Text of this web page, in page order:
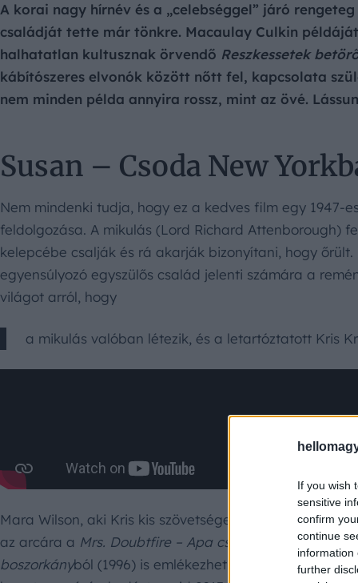
If you wish
sensitive
confirm
continue
information
further
A korai nagy hírnév és a „celebséggel” járó
családját tette már tönkre. Macaulay Culkin
halhatatlan kultusznak örvendő Reszkessetek
kábítószeres elvonók között nőtt fel, kapcsolata
nem minden példa annyira rossz, mint az övé.
Susan – Csoda New
Nem mindenki tudja, hogy ez a kedves film egy 1947-
feldolgozása. A mikulás (Lord Richard Attenborough)
kelepcébe csalják és rá akarják bizonyítani, hogy
egyensúlyozó egyszülős család jelenti számára a
világot arról, hogy
a mikulás valóban létezik, és a letartóztatott Kris
Mara Wilson, aki Kris kis szövetségesét játszotta,
az arcára a Mrs. Doubtfire – Apa csak egy van(1993)
boszorkányból (1996) is emlékezhetünk. Azonban a